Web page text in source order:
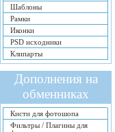
Шаблоны
Рамки
Иконки
PSD исходники
Клипарты
Дополнения на
обменниках
Кисти для фотошопа
Фильтры / Плагины для